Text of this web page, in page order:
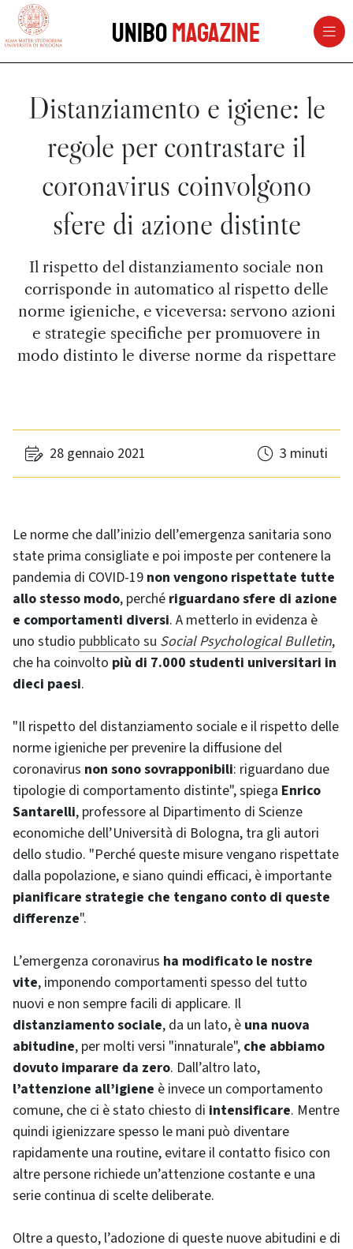
vai al contenuto della pagina
UniboMagazine
Distanziamento e igiene: le
regole per contrastare il
coronavirus coinvolgono
sfere di azione distinte
Il rispetto del distanziamento sociale non
corrisponde in automatico al rispetto delle
norme igieniche, e viceversa: servono azioni
e strategie specifiche per promuovere in
modo distinto le diverse norme da rispettare
28 gennaio 2021 3 minuti
Le norme che dall’inizio dell’emergenza sanitaria sono
state prima consigliate e poi imposte per contenere la
pandemia di COVID-19 non vengono rispettate tutte
allo stesso modo, perché riguardano sfere di azione
e comportamenti diversi. A metterlo in evidenza è
uno studio pubblicato su Social Psychological Bulletin,
che ha coinvolto più di 7.000 studenti universitari in
dieci paesi.
"Il rispetto del distanziamento sociale e il rispetto delle
norme igieniche per prevenire la diffusione del
coronavirus non sono sovrapponibili: riguardano due
tipologie di comportamento distinte", spiega Enrico
Santarelli, professore al Dipartimento di Scienze
economiche dell’Università di Bologna, tra gli autori
dello studio. "Perché queste misure vengano rispettate
dalla popolazione, e siano quindi efficaci, è importante
pianificare strategie che tengano conto di queste
differenze".
L’emergenza coronavirus ha modificato le nostre
vite, imponendo comportamenti spesso del tutto
nuovi e non sempre facili di applicare. Il
distanziamento sociale, da un lato, è una nuova
abitudine, per molti versi "innaturale", che abbiamo
dovuto imparare da zero. Dall’altro lato,
l’attenzione all’igiene è invece un comportamento
comune, che ci è stato chiesto di intensificare. Mentre
quindi igienizzare spesso le mani può diventare
rapidamente una routine, evitare il contatto fisico con
altre persone richiede un’attenzione costante e una
serie continua di scelte deliberate.
Oltre a questo, l’adozione di queste nuove abitudini e di